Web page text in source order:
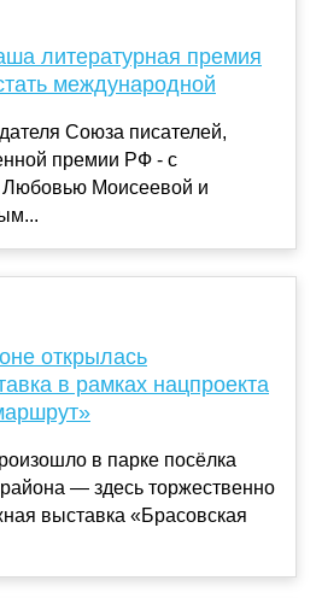
литературная премия
международной
Союза писателей,
премии РФ - с
Моисеевой и
открылась
в рамках нацпроекта
в парке посёлка
— здесь торжественно
выставка «Брасовская